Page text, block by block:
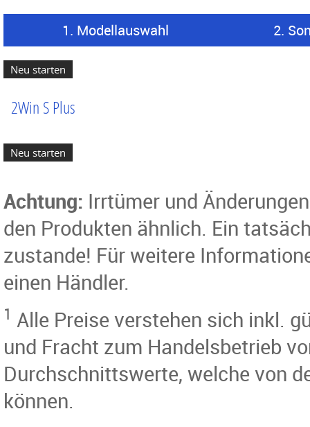
1. Modellauswahl 2.
2Win S Plus
Achtung: Irrtümer und
den Produkten ähnlich. Ein
zustande! Für weitere
einen Händler.
1 Alle Preise verstehen sich inkl.
und Fracht zum Handelsbetrieb
Durchschnittswerte, welche von
können.